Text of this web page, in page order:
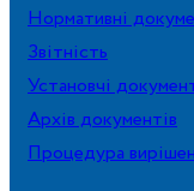
Нормативні
Звітність
Установчі
Архів документів
Процедура